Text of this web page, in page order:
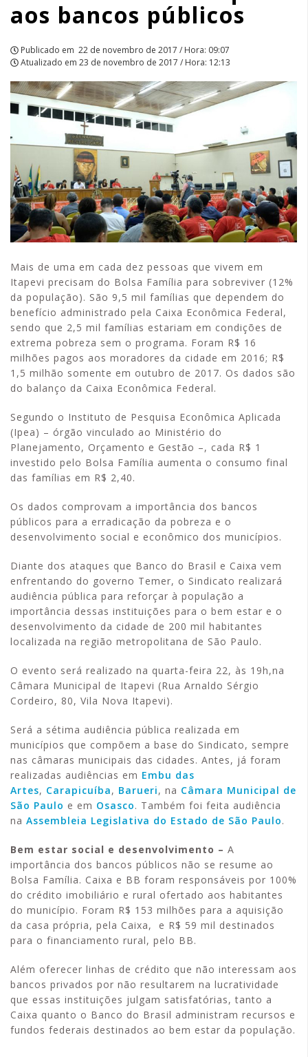
APCEF/SP
aos bancos públicos
Publicado em 22 de novembro de 2017 / Hora: 09:07
Atualizado em 23 de novembro de 2017 / Hora: 12:13
Mais de uma em cada dez pessoas que vivem em
Itapevi precisam do Bolsa Família para sobreviver (12%
da população). São 9,5 mil famílias que dependem do
benefício administrado pela Caixa Econômica Federal,
sendo que 2,5 mil famílias estariam em condições de
extrema pobreza sem o programa. Foram R$ 16
milhões pagos aos moradores da cidade em 2016; R$
1,5 milhão somente em outubro de 2017. Os dados são
do balanço da Caixa Econômica Federal.
Segundo o Instituto de Pesquisa Econômica Aplicada
(Ipea) – órgão vinculado ao Ministério do
Planejamento, Orçamento e Gestão –, cada R$ 1
investido pelo Bolsa Família aumenta o consumo final
das famílias em R$ 2,40.
Os dados comprovam a importância dos bancos
públicos para a erradicação da pobreza e o
desenvolvimento social e econômico dos municípios.
Diante dos ataques que Banco do Brasil e Caixa vem
enfrentando do governo Temer, o Sindicato realizará
audiência pública para reforçar à população a
importância dessas instituições para o bem estar e o
desenvolvimento da cidade de 200 mil habitantes
localizada na região metropolitana de São Paulo.
O evento será realizado na quarta-feira 22, às 19h,na
Câmara Municipal de Itapevi (Rua Arnaldo Sérgio
Cordeiro, 80, Vila Nova Itapevi).
Será a sétima audiência pública realizada em
municípios que compõem a base do Sindicato, sempre
nas câmaras municipais das cidades. Antes, já foram
realizadas audiências em Embu das
Artes, Carapicuíba, Barueri, na Câmara Municipal de
São Paulo e em Osasco. Também foi feita audiência
na Assembleia Legislativa do Estado de São Paulo.
Bem estar social e desenvolvimento – A
importância dos bancos públicos não se resume ao
Bolsa Família. Caixa e BB foram responsáveis por 100%
do crédito imobiliário e rural ofertado aos habitantes
do município. Foram R$ 153 milhões para a aquisição
da casa própria, pela Caixa, e R$ 59 mil destinados
para o financiamento rural, pelo BB.
Além oferecer linhas de crédito que não interessam aos
bancos privados por não resultarem na lucratividade
que essas instituições julgam satisfatórias, tanto a
Caixa quanto o Banco do Brasil administram recursos e
fundos federais destinados ao bem estar da população.